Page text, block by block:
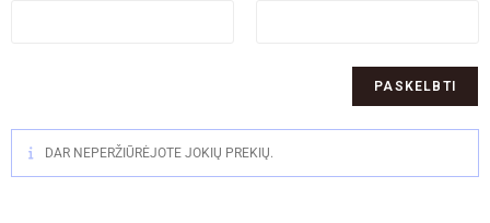
DAR NEPERŽIŪRĖJOTE JOKIŲ PREKIŲ.